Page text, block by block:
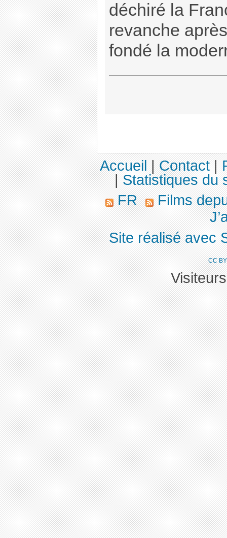
déchiré la
revanche
fondé la
Accueil|Contact|
|Statistiques du
FR
Films
Site réalisé avec
CC